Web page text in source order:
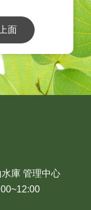
面
庫 管理中心